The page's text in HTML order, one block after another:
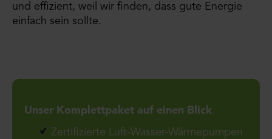
und effizient, weil wir finden, dass gute Energie
einfach sein sollte.
Unser Komplettpaket auf einen Blick
Zertifizierte Luft-Wasser-Wärmepumpen